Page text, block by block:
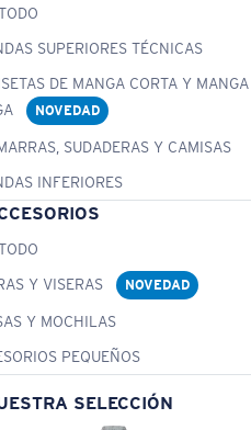
SUPERIORES TÉCNICAS
DE MANGA CORTA Y MANGA
NOVEDAD
SUDADERAS Y CAMISAS
INFERIORES
Y VISERAS
NOVEDAD
Y MOCHILAS
PEQUEÑOS
SELECCIÓN